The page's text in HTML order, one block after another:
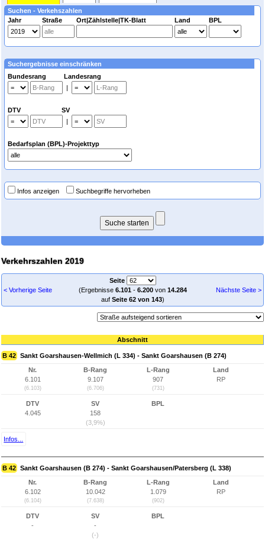
Suchen - Verkehszahlen
Jahr
Straße Ort|Zählstelle|TK-Blatt Land BPL
Suchergebnisse einschränken
Bundesrang Landesrang
|
DTV SV
|
Bedarfsplan (BPL)-Projekttyp
Infos anzeigen Suchbegriffe hervorheben
Verkehrszahlen 2019
< Vorherige Seite
Seite
(Ergebnisse 6.101- 6.200von 14.284
auf Seite 62 von 143)
Nächste Seite >
Abschnitt
B 42 Sankt Goarshausen-Wellmich (L 334) - Sankt Goarshausen (B 274)
Nr.
6.101
(6.103)
B-Rang
9.107
(6.706)
L-Rang
907
(731)
Land
RP
DTV
4.045
SV
158
(3,9%)
BPL
Infos...
B 42 Sankt Goarshausen (B 274) - Sankt Goarshausen/Patersberg (L 338)
Nr.
6.102
(6.104)
B-Rang
10.042
(7.638)
L-Rang
1.079
(902)
Land
RP
DTV
-
SV
-
(-)
BPL